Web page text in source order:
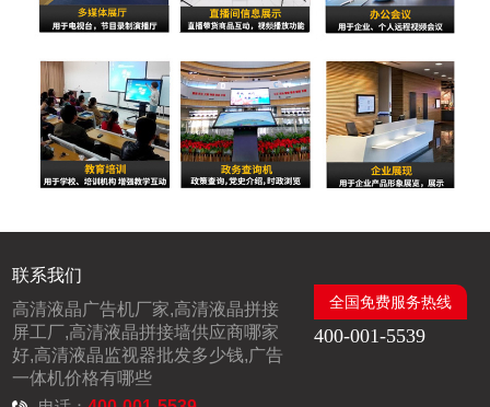
联系我们
高清液晶广告机厂家,高清液晶拼接
屏工厂,高清液晶拼接墙供应商哪家
好,高清液晶监视器批发多少钱,广告
一体机价格有哪些
全国免费服务热线
400-001-5539